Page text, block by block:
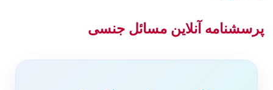
پرسشنامه آنلاین مسائل جنسی